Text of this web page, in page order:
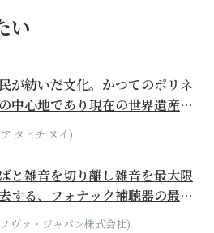
い
が紡いだ文化。かつてのポリネ
中心地であり現在の世界遺産か
てくる...
タヒチ ヌイ)
と雑音を切り離し雑音を最大限
する、フォナック補聴器の最上
ル
ヴァ・ジャパン株式会社)